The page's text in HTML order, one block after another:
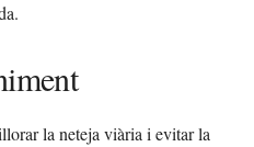
la neteja viària i evitar la